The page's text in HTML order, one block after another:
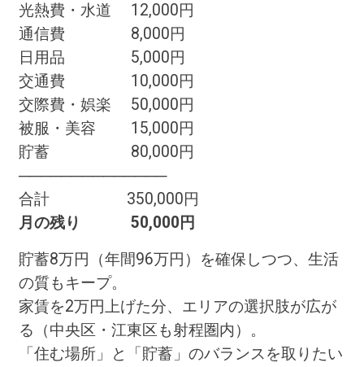
光熱費・水道 12,000円
通信費 8,000円
日用品 5,000円
交通費 10,000円
交際費・娯楽 50,000円
被服・美容 15,000円
貯蓄 80,000円
──────────────
合計 350,000円
月の残り 50,000円
貯蓄8万円（年間96万円）を確保しつつ、生活
の質もキープ。
家賃を2万円上げた分、エリアの選択肢が広が
る（中央区・江東区も射程圏内）。
「住む場所」と「貯蓄」のバランスを取りたい